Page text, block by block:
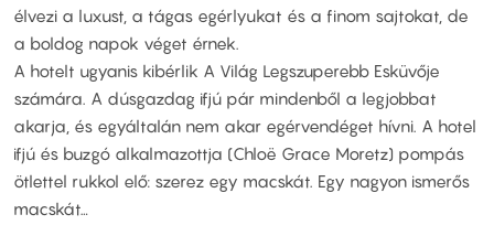
élvezi a luxust, a tágas egérlyukat és a finom sajtokat, de
a boldog napok véget érnek.
A hotelt ugyanis kibérlik A Világ Legszuperebb Esküvője
számára. A dúsgazdag ifjú pár mindenből a legjobbat
akarja, és egyáltalán nem akar egérvendéget hívni. A hotel
ifjú és buzgó alkalmazottja (Chloë Grace Moretz) pompás
ötlettel rukkol elő: szerez egy macskát. Egy nagyon ismerős
macskát…